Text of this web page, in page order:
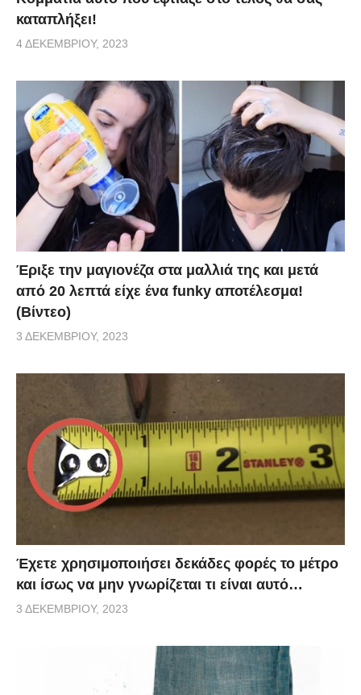
καταπλήξει!
4 ΔΕΚΕΜΒΡΊΟΥ, 2023
Έριξε την μαγιονέζα στα μαλλιά της και μετά
από 20 λεπτά είχε ένα funky αποτέλεσμα!
(Βίντεο)
3 ΔΕΚΕΜΒΡΊΟΥ, 2023
Έχετε χρησιμοποιήσει δεκάδες φορές το μέτρο
και ίσως να μην γνωρίζεται τι είναι αυτό…
3 ΔΕΚΕΜΒΡΊΟΥ, 2023